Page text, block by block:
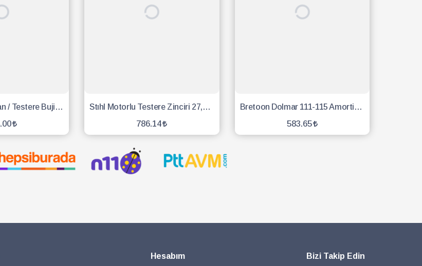
Eng Energy Tırpan / Testere Buji - 10 Adet
EKLE
Stıhl Motorlu Testere Zinciri 27,5 Diş 91
786.14
SEPETE EKLE
Bretoon Dolmar 111-115 Amortisör Vidalı - 3 Adet
583.65
Hesabım Bizi Takip Edin